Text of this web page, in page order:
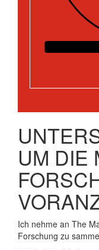
UM DIE
Ich nehme an The
Forschung zu